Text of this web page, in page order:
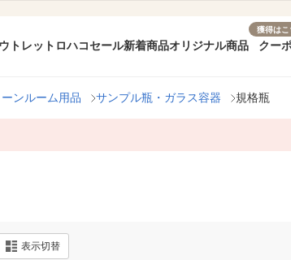
トレット ロハコセール新着商品オリジナル商品
獲得はこ
クー
ンルーム用品 サンプル瓶・ガラス容器 規格瓶
表示切替